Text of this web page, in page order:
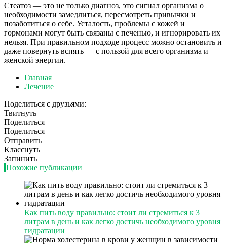
Стеатоз — это не только диагноз, это сигнал организма о
необходимости замедлиться, пересмотреть привычки и
позаботиться о себе. Усталость, проблемы с кожей и
гормонами могут быть связаны с печенью, и игнорировать их
нельзя. При правильном подходе процесс можно остановить и
даже повернуть вспять — с пользой для всего организма и
женской энергии.
Главная
Лечение
Поделиться с друзьями:
Твитнуть
Поделиться
Поделиться
Отправить
Класснуть
Запинить
Похожие публикации
Как пить воду правильно: стоит ли стремиться к 3
литрам в день и как легко достичь необходимого уровня
гидратации